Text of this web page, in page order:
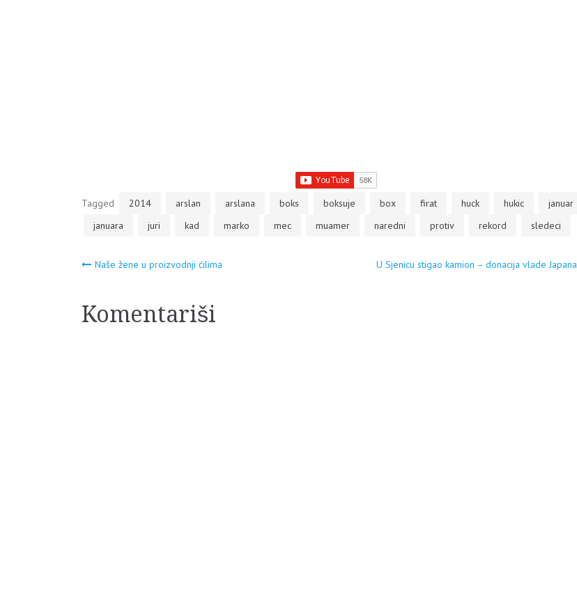
Tagged 2014 arslan arslana boks boksuje box firat huck hukic
januar
januara
juri kad marko mec muamer naredni protiv rekord sledeci
Navigacija
članaka
Naše žene u proizvodnji ćilima U Sjenicu stigao kamion – donacija vlade Japana
Komentariši